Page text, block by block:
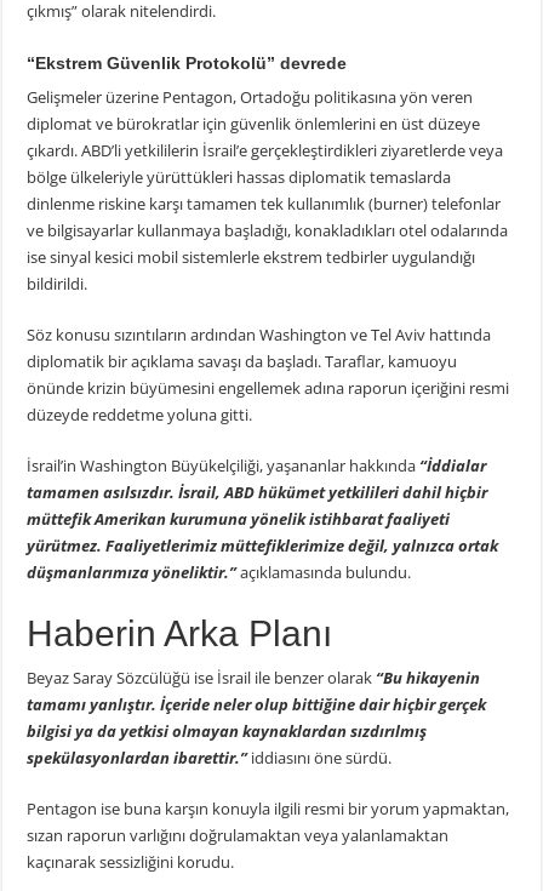
çıkmış” olarak nitelendirdi.
“Ekstrem Güvenlik Protokolü” devrede
Gelişmeler üzerine Pentagon, Ortadoğu politikasına yön veren
diplomat ve bürokratlar için güvenlik önlemlerini en üst düzeye
çıkardı. ABD’li yetkililerin İsrail’e gerçekleştirdikleri ziyaretlerde veya
bölge ülkeleriyle yürüttükleri hassas diplomatik temaslarda
dinlenme riskine karşı tamamen tek kullanımlık (burner) telefonlar
ve bilgisayarlar kullanmaya başladığı, konakladıkları otel odalarında
ise sinyal kesici mobil sistemlerle ekstrem tedbirler uygulandığı
bildirildi.
Söz konusu sızıntıların ardından Washington ve Tel Aviv hattında
diplomatik bir açıklama savaşı da başladı. Taraflar, kamuoyu
önünde krizin büyümesini engellemek adına raporun içeriğini resmi
düzeyde reddetme yoluna gitti.
İsrail’in Washington Büyükelçiliği, yaşananlar hakkında “İddialar
tamamen asılsızdır. İsrail, ABD hükümet yetkilileri dahil hiçbir
müttefik Amerikan kurumuna yönelik istihbarat faaliyeti
yürütmez. Faaliyetlerimiz müttefiklerimize değil, yalnızca ortak
düşmanlarımıza yöneliktir.”açıklamasında bulundu.
Haberin Arka Planı
Beyaz Saray Sözcülüğü ise İsrail ile benzer olarak “Bu hikayenin
tamamı yanlıştır. İçeride neler olup bittiğine dair hiçbir gerçek
bilgisi ya da yetkisi olmayan kaynaklardan sızdırılmış
spekülasyonlardan ibarettir.”iddiasını öne sürdü.
Pentagon ise buna karşın konuyla ilgili resmi bir yorum yapmaktan,
sızan raporun varlığını doğrulamaktan veya yalanlamaktan
kaçınarak sessizliğini korudu.